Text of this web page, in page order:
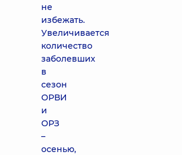
не
избежать.
Увеличивается
количество
заболевших
в
сезон
ОРВИ
и
ОРЗ
–
осенью,